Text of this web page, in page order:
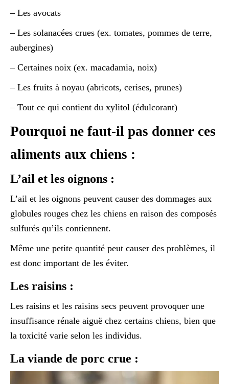
– Les avocats
– Les solanacées crues (ex. tomates, pommes de terre,
aubergines)
– Certaines noix (ex. macadamia, noix)
– Les fruits à noyau (abricots, cerises, prunes)
– Tout ce qui contient du xylitol (édulcorant)
Pourquoi ne faut-il pas donner ces
aliments aux chiens :
L’ail et les oignons :
L’ail et les oignons peuvent causer des dommages aux
globules rouges chez les chiens en raison des composés
sulfurés qu’ils contiennent.
Même une petite quantité peut causer des problèmes, il
est donc important de les éviter.
Les raisins :
Les raisins et les raisins secs peuvent provoquer une
insuffisance rénale aiguë chez certains chiens, bien que
la toxicité varie selon les individus.
La viande de porc crue :